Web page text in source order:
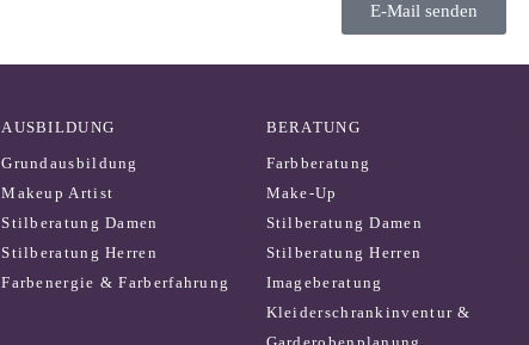
E-Mail senden
AUSBILDUNG
Grundausbildung
Makeup Artist
Stilberatung Damen
Stilberatung Herren
Farbenergie & Farberfahrung
BERATUNG
Farbberatung
Make-Up
Stilberatung Damen
Stilberatung Herren
Imageberatung
Kleiderschrankinventur &